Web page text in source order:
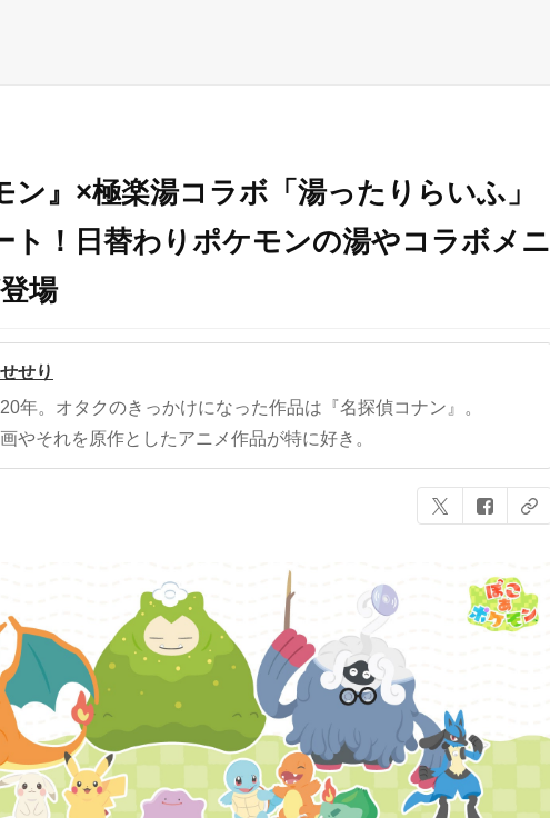
ン』×極楽湯コラボ「湯ったりらいふ」
ト！日替わりポケモンの湯やコラボメニ
場
せり
年。オタクのきっかけになった作品は『名探偵コナン』。
やそれを原作としたアニメ作品が特に好き。